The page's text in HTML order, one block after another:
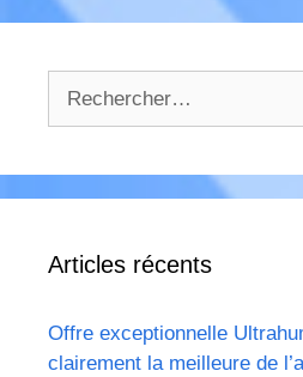
Articles récents
Offre exceptionnelle
clairement la meilleure de